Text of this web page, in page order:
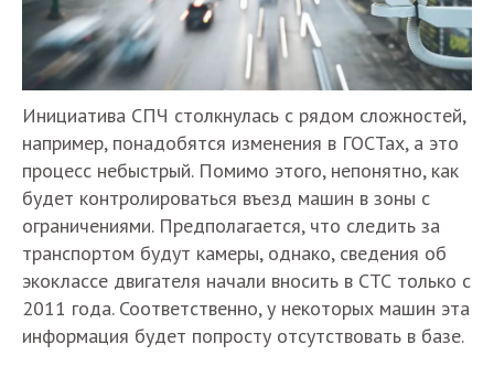
Инициатива СПЧ столкнулась с рядом сложностей,
например, понадобятся изменения в ГОСТах, а это
процесс небыстрый. Помимо этого, непонятно, как
будет контролироваться въезд машин в зоны с
ограничениями. Предполагается, что следить за
транспортом будут камеры, однако, сведения об
экоклассе двигателя начали вносить в СТС только с
2011 года. Соответственно, у некоторых машин эта
информация будет попросту отсутствовать в базе.